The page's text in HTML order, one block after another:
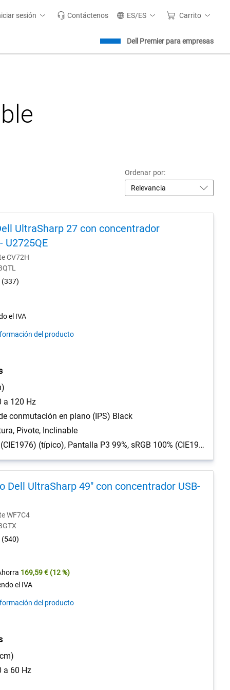
sesión Contáctenos ES/ES Carrito
Dell Premier para empresas
Ordenar por:
UltraSharp 27 con concentrador
U2725QE
CV72H
(337)
5
337
el IVA
del producto
a 120 Hz
conmutación en plano (IPS) Black
Pivote, Inclinable
DCI-P3 99% (CIE1976) (típico), Pantalla P3 99%, sRGB 100% (CIE1931) (típico), BT.709 100%, Delta E
Dell UltraSharp 49" con concentrador USB-
WF7C4
(540)
5
stars.
reviews
169,59 € (12 %)
el IVA
del producto
a 60 Hz